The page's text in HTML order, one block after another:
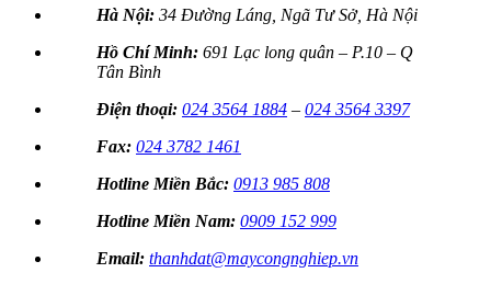
Hà Nội: 34 Đường Láng, Ngã Tư Sở, Hà Nội
Hồ Chí Minh: 691 Lạc long quân – P.10 – Q
Tân Bình
Điện thoại: 024 3564 1884 – 024 3564 3397
Fax: 024 3782 1461
Hotline Miền Bắc: 0913 985 808
Hotline Miền Nam: 0909 152 999
Email: thanhdat@maycongnghiep.vn